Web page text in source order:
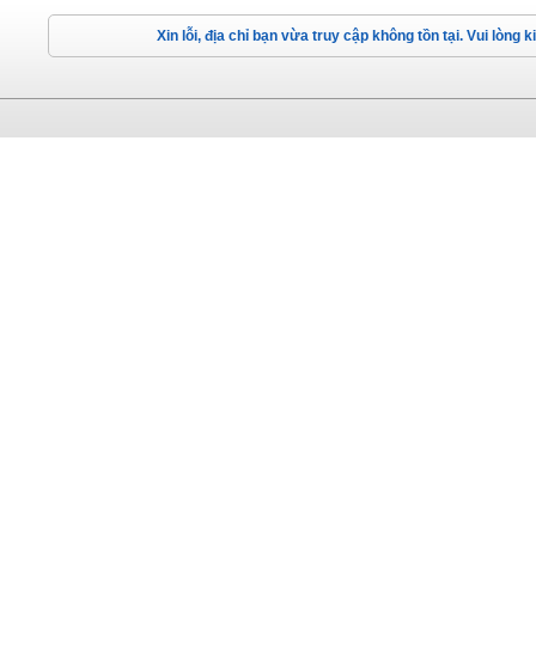
Xin lỗi, địa chỉ bạn vừa truy cập không tồn tại. Vui lòng